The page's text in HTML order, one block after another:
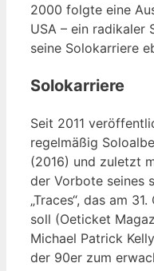
2000 folgte eine
USA – ein radikaler
seine Solokarriere
Solokarriere
Seit 2011
regelmäßig
(2016) und zuletzt
der Vorbote seines
„Traces“, das am
soll (Oeticket
Michael Patrick
der 90er zum